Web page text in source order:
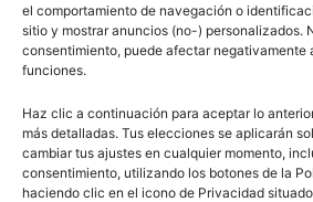
el comportamiento de navegación o
sitio y mostrar anuncios (no-) personalizados.
consentimiento, puede afectar negativamente
funciones.
Haz clic a continuación para aceptar lo
más detalladas. Tus elecciones se aplicarán
cambiar tus ajustes en cualquier momento,
consentimiento, utilizando los botones de la
haciendo clic en el icono de Privacidad
Historia
Lengua
Varios
En Básico